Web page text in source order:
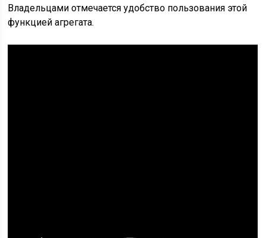
Владельцами отмечается удобство пользования этой
функцией агрегата.